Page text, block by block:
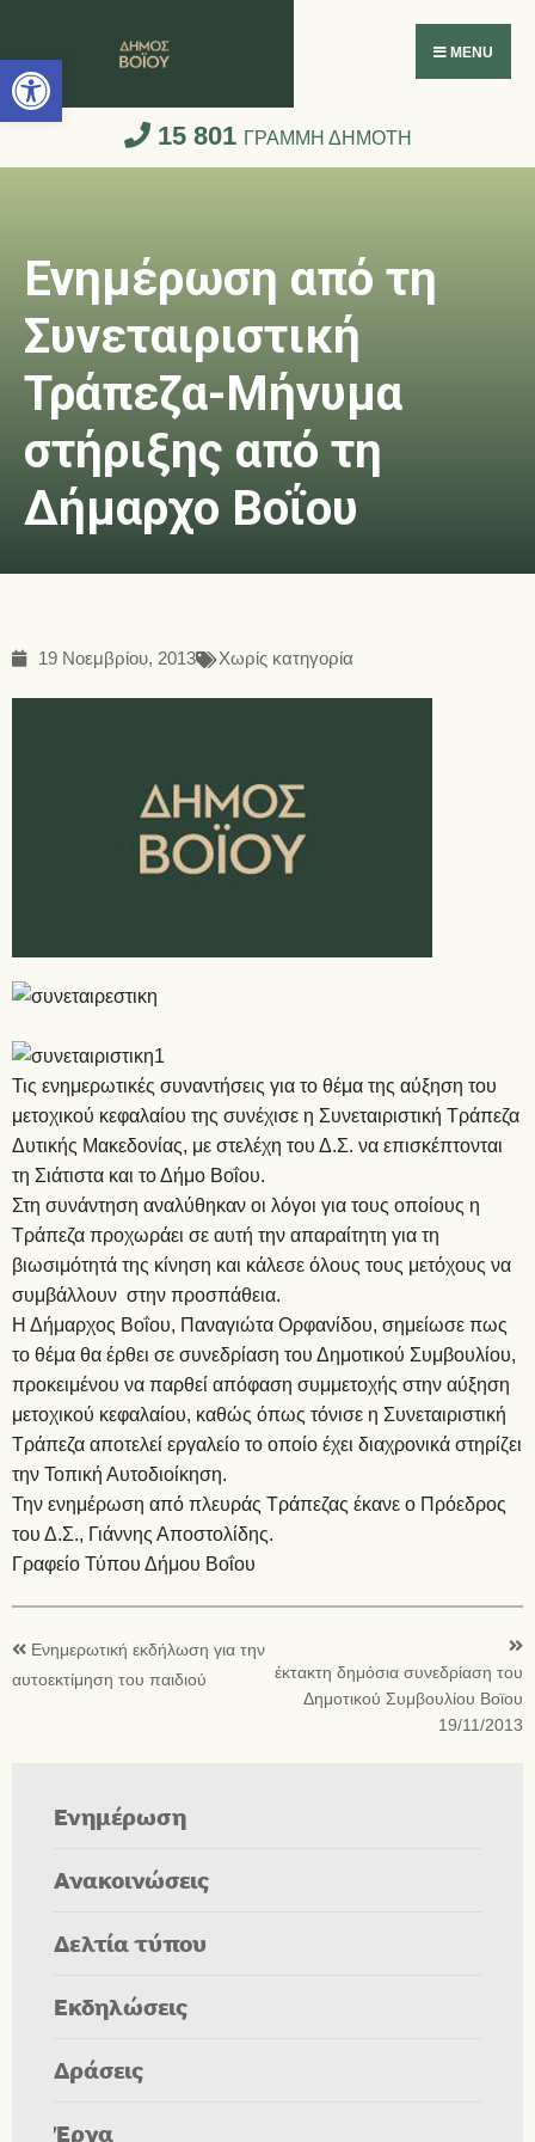
Ανοίξτε τη γραμμή εργαλείων
MENU
15 801 ΓΡΑΜΜΗ ΔΗΜΟΤΗ
Ενημέρωση από τη
Συνεταιριστική
Τράπεζα-Μήνυμα
στήριξης από τη
Δήμαρχο Βοΐου
19 Νοεμβρίου, 2013 Χωρίς κατηγορία
Τις ενημερωτικές συναντήσεις για το θέμα της αύξηση του
μετοχικού κεφαλαίου της συνέχισε η Συνεταιριστική Τράπεζα
Δυτικής Μακεδονίας, με στελέχη του Δ.Σ. να επισκέπτονται
τη Σιάτιστα και το Δήμο Βοΐου.
Στη συνάντηση αναλύθηκαν οι λόγοι για τους οποίους η
Τράπεζα προχωράει σε αυτή την απαραίτητη για τη
βιωσιμότητά της κίνηση και κάλεσε όλους τους μετόχους να
συμβάλλουν στην προσπάθεια.
Η Δήμαρχος Βοΐου, Παναγιώτα Ορφανίδου, σημείωσε πως
το θέμα θα έρθει σε συνεδρίαση του Δημοτικού Συμβουλίου,
προκειμένου να παρθεί απόφαση συμμετοχής στην αύξηση
μετοχικού κεφαλαίου, καθώς όπως τόνισε η Συνεταιριστική
Τράπεζα αποτελεί εργαλείο το οποίο έχει διαχρονικά στηρίζει
την Τοπική Αυτοδιοίκηση.
Την ενημέρωση από πλευράς Τράπεζας έκανε ο Πρόεδρος
του Δ.Σ., Γιάννης Αποστολίδης.
Γραφείο Τύπου Δήμου Βοΐου
Ενημερωτική εκδήλωση για την
αυτοεκτίμηση του παιδιού
έκτακτη δημόσια συνεδρίαση του
Δημοτικού Συμβουλίου Βοϊου
19/11/2013
Ενημέρωση
Ανακοινώσεις
Δελτία τύπου
Εκδηλώσεις
Δράσεις
Έργα